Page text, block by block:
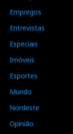
Empregos
Entrevistas
Especiais
Imóveis
Esportes
Mundo
Nordeste
Opinião